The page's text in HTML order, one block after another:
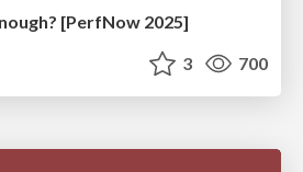
[PerfNow 2025]
3 700